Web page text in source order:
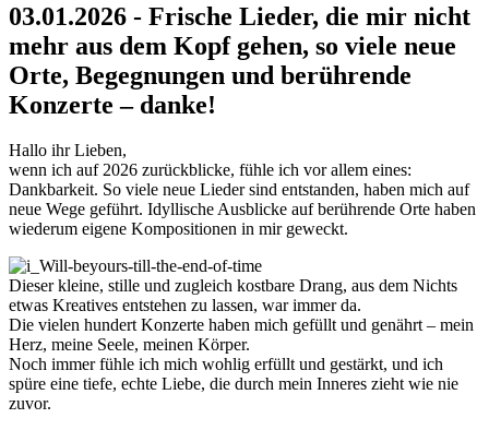
03.01.2026 - Frische Lieder, die mir nicht
mehr aus dem Kopf gehen, so viele neue
Orte, Begegnungen und berührende
Konzerte – danke!
Hallo ihr Lieben,
wenn ich auf 2026 zurückblicke, fühle ich vor allem eines:
Dankbarkeit. So viele neue Lieder sind entstanden, haben mich auf
neue Wege geführt. Idyllische Ausblicke auf berührende Orte haben
wiederum eigene Kompositionen in mir geweckt.
Dieser kleine, stille und zugleich kostbare Drang, aus dem Nichts
etwas Kreatives entstehen zu lassen, war immer da.
Die vielen hundert Konzerte haben mich gefüllt und genährt – mein
Herz, meine Seele, meinen Körper.
Noch immer fühle ich mich wohlig erfüllt und gestärkt, und ich
spüre eine tiefe, echte Liebe, die durch mein Inneres zieht wie nie
zuvor.